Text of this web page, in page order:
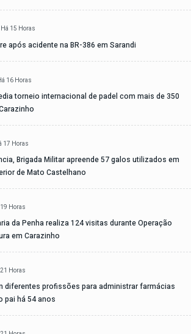
Há 15 Horas
após acidente na BR-386 em Sarandi
16 Horas
torneio internacional de padel com mais de 350
17 Horas
Brigada Militar apreende 57 galos utilizados em
de Mato Castelhano
Horas
da Penha realiza 124 visitas durante Operação
em Carazinho
Horas
diferentes profissões para administrar farmácias
pai há 54 anos